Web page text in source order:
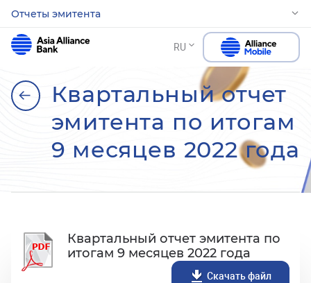
Отчеты эмитента
RU
Квартальный отчет
эмитента по итогам
9 месяцев 2022 года
Квартальный отчет эмитента по
итогам 9 месяцев 2022 года
Скачать файл